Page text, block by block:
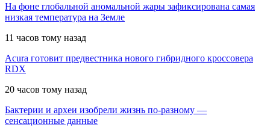
На фоне глобальной аномальной жары зафиксирована самая
низкая температура на Земле
11 часов тому назад
Acura готовит предвестника нового гибридного кроссовера
RDX
20 часов тому назад
Бактерии и археи изобрели жизнь по-разному —
сенсационные данные